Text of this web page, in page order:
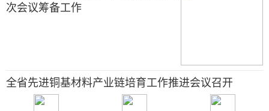
次会议筹备工作
全省先进铜基材料产业链培育工作推进会议召开